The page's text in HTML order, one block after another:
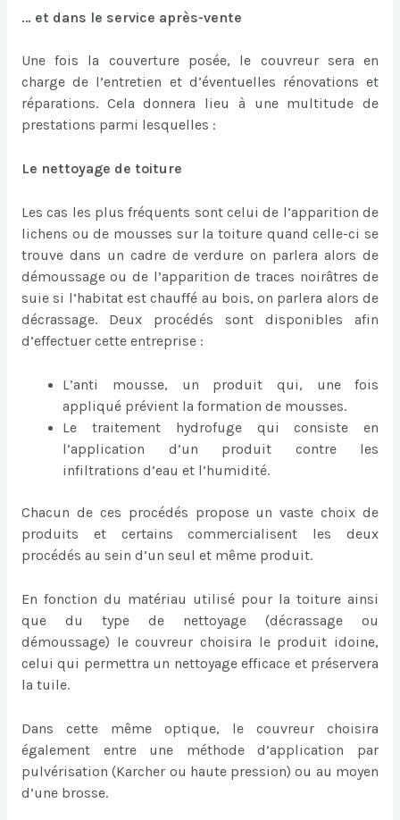
… et dans le service après-vente
Une fois la couverture posée, le couvreur sera en
charge de l’entretien et d’éventuelles rénovations et
réparations. Cela donnera lieu à une multitude de
prestations parmi lesquelles :
Le nettoyage de toiture
Les cas les plus fréquents sont celui de l’apparition de
lichens ou de mousses sur la toiture quand celle-ci se
trouve dans un cadre de verdure on parlera alors de
démoussage ou de l’apparition de traces noirâtres de
suie si l’habitat est chauffé au bois, on parlera alors de
décrassage. Deux procédés sont disponibles afin
d’effectuer cette entreprise :
L’anti mousse, un produit qui, une fois
appliqué prévient la formation de mousses.
Le traitement hydrofuge qui consiste en
l’application d’un produit contre les
infiltrations d’eau et l’humidité.
Chacun de ces procédés propose un vaste choix de
produits et certains commercialisent les deux
procédés au sein d’un seul et même produit.
En fonction du matériau utilisé pour la toiture ainsi
que du type de nettoyage (décrassage ou
démoussage) le couvreur choisira le produit idoine,
celui qui permettra un nettoyage efficace et préservera
la tuile.
Dans cette même optique, le couvreur choisira
également entre une méthode d’application par
pulvérisation (Karcher ou haute pression) ou au moyen
d’une brosse.